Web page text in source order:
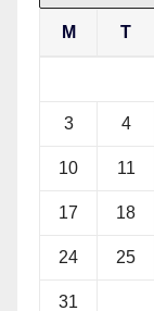
M T
3 4
10 11
17 18
24 25
31